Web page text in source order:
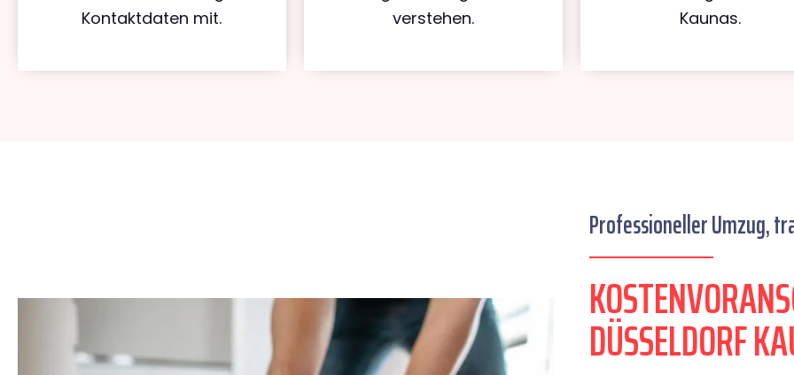
Kontaktdaten mit.
verstehen.
Kaunas.
Professioneller Umzug,
DÜSSELDORF